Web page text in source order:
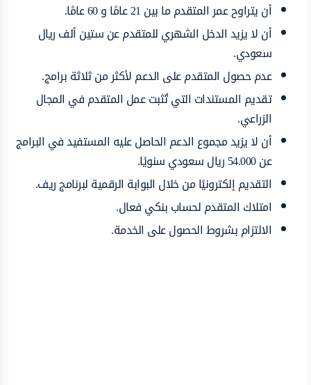
أن يتراوح عمر المتقدم ما بين 21 عامًا و 60 عامًا.
أن لا يزيد الدخل الشهري للمتقدم عن ستين ألف ريال
سعودي.
عدم حصول المتقدم على الدعم لأكثر من ثلاثة برامج.
تقديم المستندات التي تُثبت عمل المتقدم في المجال
الزراعي.
أن لا يزيد مجموع الدعم الحاصل عليه المستفيد في البرامج
عن 54.000 ريال سعودي سنويًا.
التقديم إلكترونيًا من خلال البوابة الرقمية لبرنامج ريف.
امتلاك المتقدم لحساب بنكي فعال.
الالتزام بشروط الحصول على الخدمة.